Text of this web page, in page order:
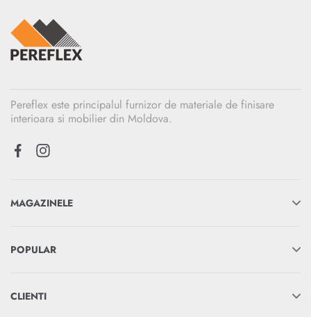
Pereflex este principalul furnizor de materiale de finisare
interioara si mobilier din Moldova.
MAGAZINELE
POPULAR
CLIENTI